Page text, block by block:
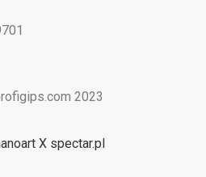
2023
X spectar.pl